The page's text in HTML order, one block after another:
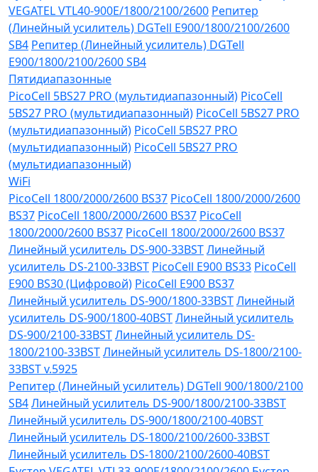
VEGATEL VTL40-900E/1800/2100/2600 Репитер
(Линейный усилитель) DGTell Е900/1800/2100/2600
SB4 Репитер (Линейный усилитель) DGTell
Е900/1800/2100/2600 SB4
Пятидиапазонные
PicoCell 5BS27 PRO (мультидиапазонный) PicoCell
5BS27 PRO (мультидиапазонный) PicoCell 5BS27 PRO
(мультидиапазонный) PicoCell 5BS27 PRO
(мультидиапазонный) PicoCell 5BS27 PRO
(мультидиапазонный)
WiFi
PicoCell 1800/2000/2600 BS37 PicoCell 1800/2000/2600
BS37 PicoCell 1800/2000/2600 BS37 PicoCell
1800/2000/2600 BS37 PicoCell 1800/2000/2600 BS37
Линейный усилитель DS-900-33BSTЛинейный
усилитель DS-2100-33BST PicoCell E900 BS33 PicoCell
E900 BS30 (Цифровой) PicoCell E900 BS37
Линейный усилитель DS-900/1800-33BSTЛинейный
усилитель DS-900/1800-40BSTЛинейный усилитель
DS-900/2100-33BSTЛинейный усилитель DS-
1800/2100-33BSTЛинейный усилитель DS-1800/2100-
33BST v.5925
Репитер (Линейный усилитель) DGTell 900/1800/2100
SB4Линейный усилитель DS-900/1800/2100-33BST
Линейный усилитель DS-900/1800/2100-40BST
Линейный усилитель DS-1800/2100/2600-33BST
Линейный усилитель DS-1800/2100/2600-40BST